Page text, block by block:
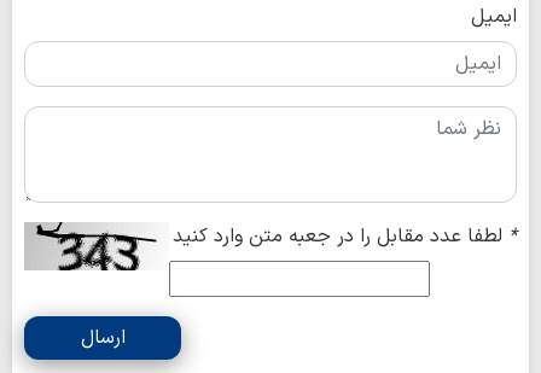
ایمیل
* لطفا عدد مقابل را در جعبه متن وارد کنید
ارسال